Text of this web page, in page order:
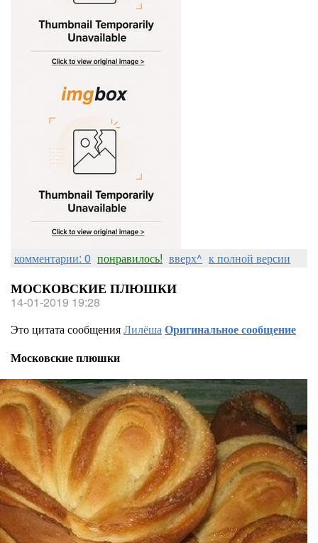
комментарии: 0 понравилось! вверх^ к полной версии
МОСКОВСКИЕ ПЛЮШКИ
14-01-2019 19:28
Это цитата сообщенияЛилёшаОригинальное сообщение
Московские плюшки